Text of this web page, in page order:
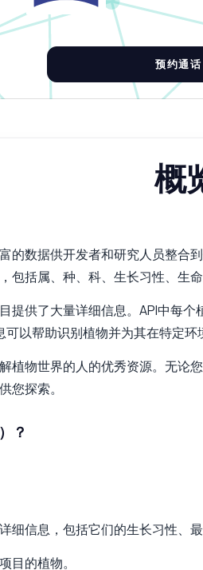
预约通
概
的数据供开发者和研究人员整
包括属、种、科、生长习性、生
提供了大量详细信息。API中每
以帮助识别植物并为其在特定环
植物世界的人的优秀资源。无
您探索。
？
信息，包括它们的生长习性、
目的植物。